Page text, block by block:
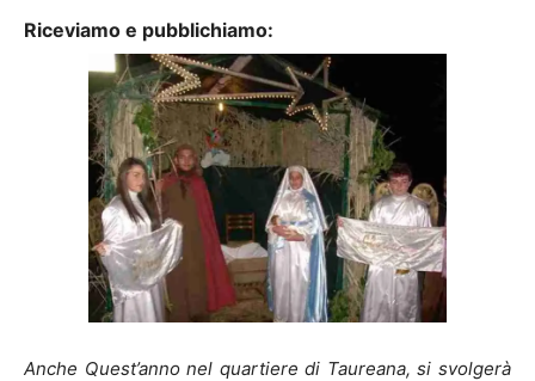
Riceviamo e pubblichiamo:
Anche Quest’anno nel quartiere di Taureana, si svolgerà